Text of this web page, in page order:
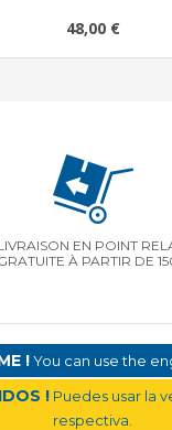
48,00 €
EN POINT
À PARTIR DE
!You can use the
! Puedes usar la
respectiva.